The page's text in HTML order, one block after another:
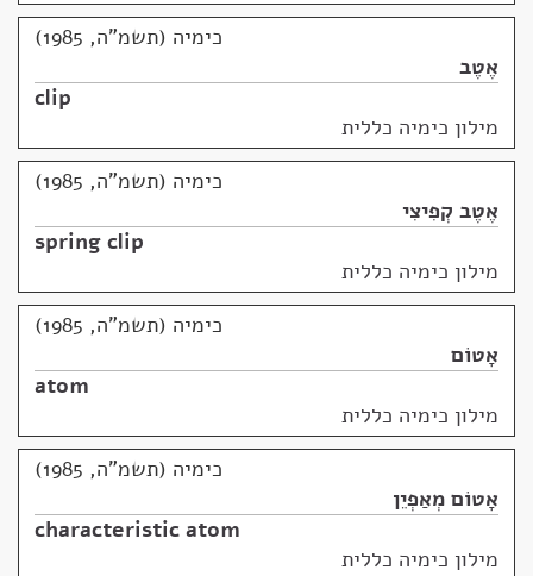
כימיה (תשמ"ה, 1985)
אֶטֶב
clip
מילון כימיה כללית
כימיה (תשמ"ה, 1985)
אֶטֶב קְפִיצִי
spring clip
מילון כימיה כללית
כימיה (תשמ"ה, 1985)
אָטוֹם
atom
מילון כימיה כללית
כימיה (תשמ"ה, 1985)
אָטוֹם מְאַפְיֵן
characteristic atom
מילון כימיה כללית